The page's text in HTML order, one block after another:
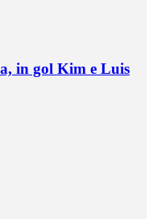
in gol Kim e Luis